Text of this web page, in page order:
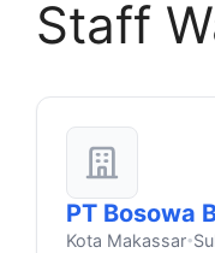
Staff
PT Bosowa
Kota Makassar•